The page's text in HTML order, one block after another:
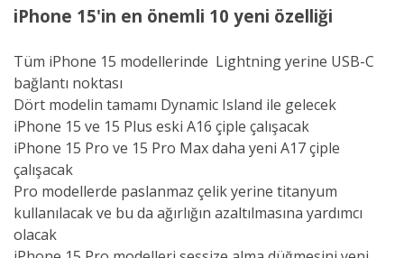
iPhone 15'in en önemli 10 yeni özelliği
Tüm iPhone 15 modellerinde Lightning yerine USB-C
bağlantı noktası
Dört modelin tamamı Dynamic Island ile gelecek
iPhone 15 ve 15 Plus eski A16 çiple çalışacak
iPhone 15 Pro ve 15 Pro Max daha yeni A17 çiple
çalışacak
Pro modellerde paslanmaz çelik yerine titanyum
kullanılacak ve bu da ağırlığın azaltılmasına yardımcı
olacak